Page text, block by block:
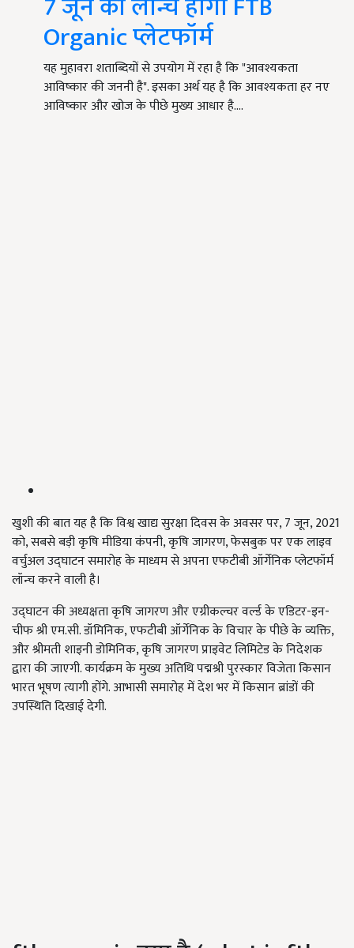
Organic प्लेटफॉर्म
यह मुहावरा शताब्दियों से उपयोग में रहा है कि "आवश्यकता
आविष्कार की जननी है". इसका अर्थ यह है कि आवश्यकता हर नए
आविष्कार और खोज के पीछे मुख्य आधार है.…
खुशी की बात यह है कि विश्व खाद्य सुरक्षा दिवस के अवसर पर, 7 जून, 2021
को, सबसे बड़ी कृषि मीडिया कंपनी, कृषि जागरण, फेसबुक पर एक लाइव
वर्चुअल उद्घाटन समारोह के माध्यम से अपना एफटीबी ऑर्गेनिक प्लेटफॉर्म
लॉन्च करने वाली है।
उद्घाटन की अध्यक्षता कृषि जागरण और एग्रीकल्चर वर्ल्ड के एडिटर-इन-
चीफ श्री एम.सी. डॉमिनिक, एफटीबी ऑर्गेनिक के विचार के पीछे के व्यक्ति,
और श्रीमती शाइनी डोमिनिक, कृषि जागरण प्राइवेट लिमिटेड के निदेशक
द्वारा की जाएगी. कार्यक्रम के मुख्य अतिथि पद्मश्री पुरस्कार विजेता किसान
भारत भूषण त्यागी होंगे. आभासी समारोह में देश भर में किसान ब्रांडों की
उपस्थिति दिखाई देगी.